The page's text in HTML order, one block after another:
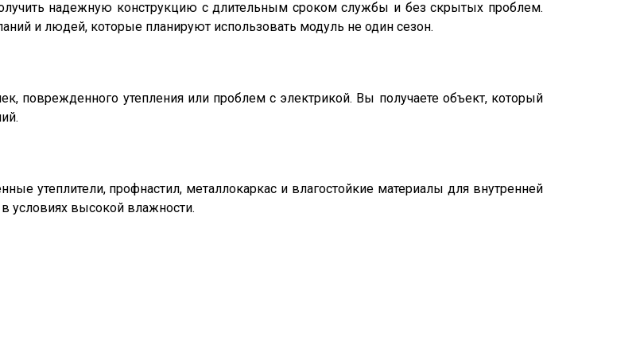
надежную конструкцию с длительным сроком службы и без скрытых проблем.
и людей, которые планируют использовать модуль не один сезон.
поврежденного утепления или проблем с электрикой. Вы получаете объект, который
утеплители, профнастил, металлокаркас и влагостойкие материалы для внутренней
условиях высокой влажности.